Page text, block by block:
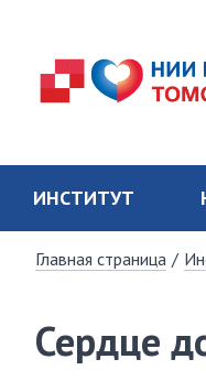
ИНСТИТУТ
Главная страница /
Сердце